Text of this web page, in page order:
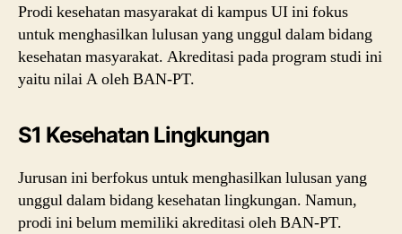
Prodi kesehatan masyarakat di kampus UI ini fokus
untuk menghasilkan lulusan yang unggul dalam bidang
kesehatan masyarakat. Akreditasi pada program studi ini
yaitu nilai A oleh BAN-PT.
S1 Kesehatan Lingkungan
Jurusan ini berfokus untuk menghasilkan lulusan yang
unggul dalam bidang kesehatan lingkungan. Namun,
prodi ini belum memiliki akreditasi oleh BAN-PT.